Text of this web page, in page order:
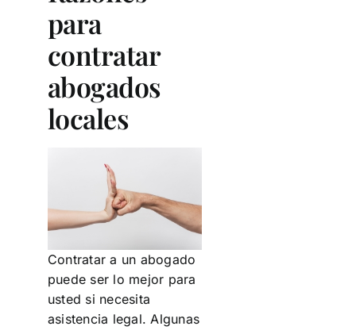
para
contratar
abogados
locales
Contratar a un abogado
puede ser lo mejor para
usted si necesita
asistencia legal. Algunas